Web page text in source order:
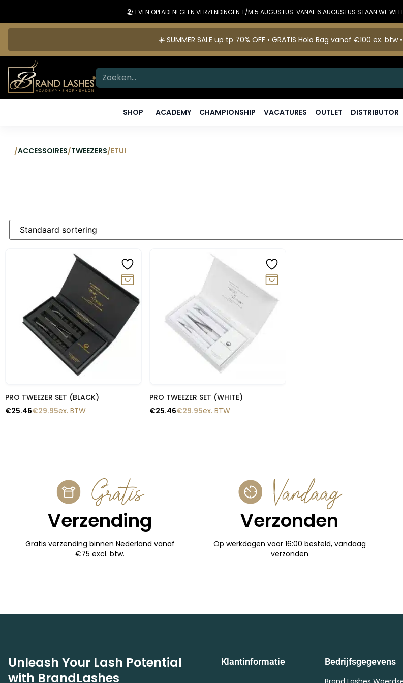
🏖️ EVEN OPLADEN! GEEN VERZENDINGEN T/M 5 AUGUSTUS. VANAF 6 AUGUSTUS STAAN WE
☀️ SUMMER SALE up tp 70% OFF • GRATIS Holo Bag vanaf €100 ex. btw •
SHOP ACADEMY CHAMPIONSHIP VACATURES OUTLET DISTRIBUTOR
/ACCESSOIRES/TWEEZERS/ETUI
Snelle blik
PRO TWEEZER SET (BLACK)
€29.95
€25.46 ex. BTW
Snelle blik
PRO TWEEZER SET (WHITE)
€29.95
€25.46 ex. BTW
Gratis
Verzending
Gratis verzending binnen Nederland vanaf
€75 excl. btw.
Vandaag
Verzonden
Op werkdagen voor 16:00 besteld, vandaag
verzonden
Unleash Your Lash Potential
with BrandLashes
Klantinformatie Bedrijfsgegevens